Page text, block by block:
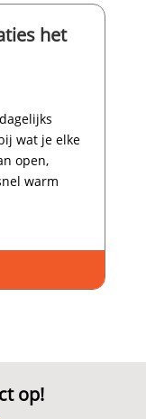
het
wat je elke
open,
warm
op!